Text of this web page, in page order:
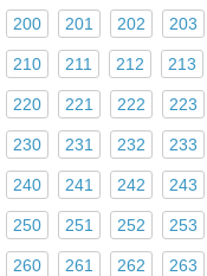
200 201 202 203
210 211 212 213
220 221 222 223
230 231 232 233
240 241 242 243
250 251 252 253
260 261 262 263